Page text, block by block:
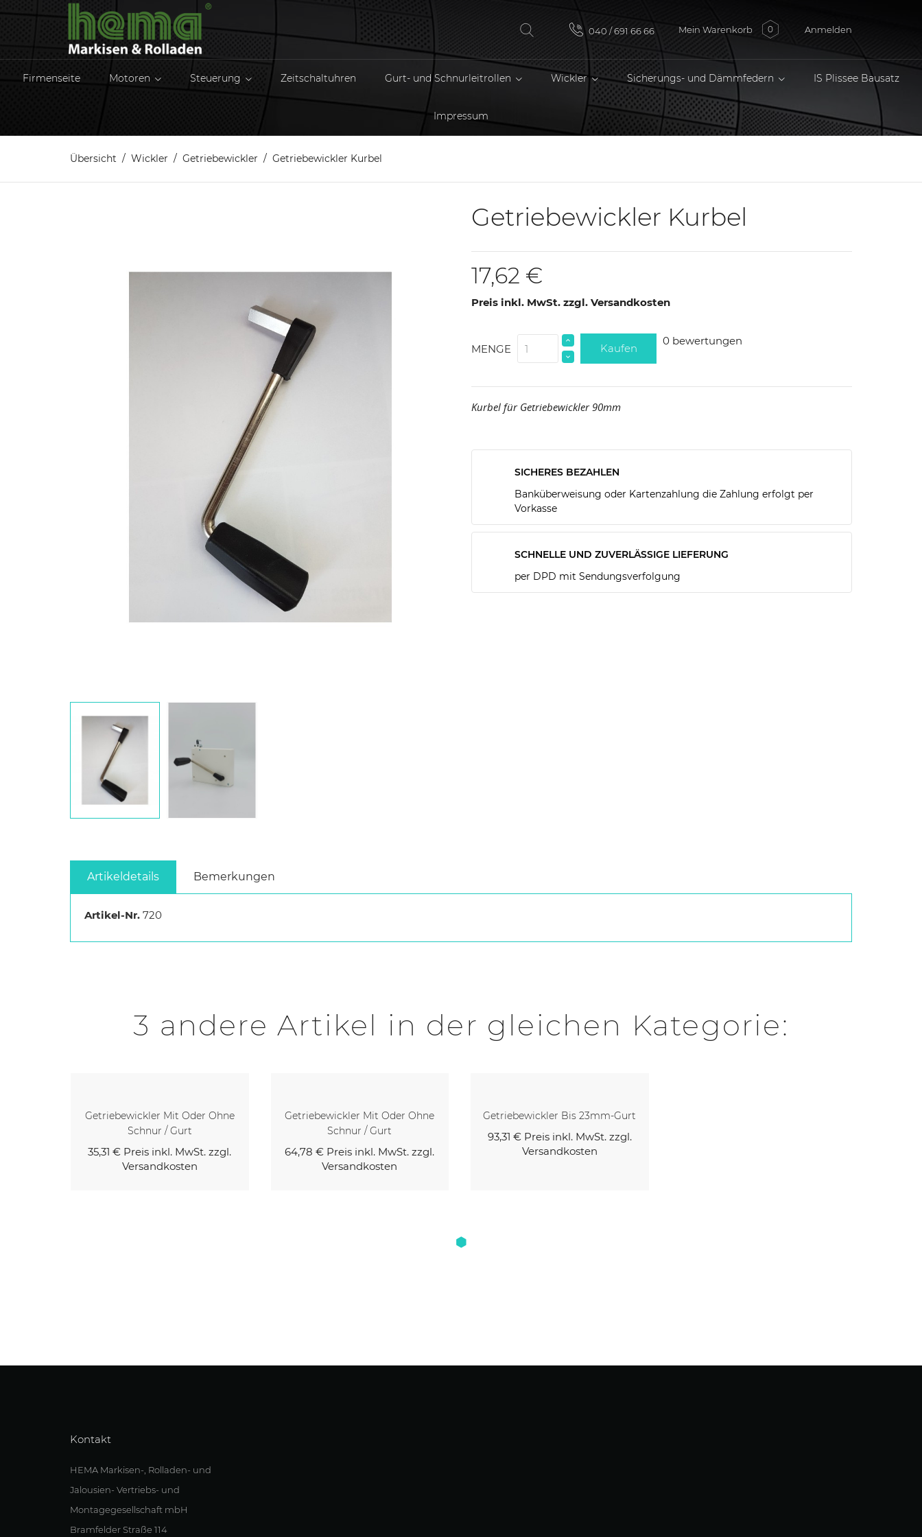
040 / 691 66 66 Mein Warenkorb 0 Anmelden
Firmenseite Motoren Steuerung Zeitschaltuhren Gurt- und Schnurleitrollen Wickler Sicherungs- und Dämmfedern IS Plissee Bausatz
Impressum
Übersicht Wickler Getriebewickler Getriebewickler Kurbel
Getriebewickler Kurbel
17,62 €
Preis inkl. MwSt. zzgl. Versandkosten
MENGE Kaufen
0 bewertungen
Kurbel für Getriebewickler 90mm
SICHERES BEZAHLEN
Banküberweisung oder Kartenzahlung die Zahlung erfolgt per
Vorkasse
SCHNELLE UND ZUVERLÄSSIGE LIEFERUNG
per DPD mit Sendungsverfolgung
Artikeldetails Bemerkungen
Artikel-Nr. 720
3 andere Artikel in der gleichen Kategorie:
Getriebewickler Mit Oder Ohne
Schnur / Gurt
35,31 € Preis inkl. MwSt. zzgl.
Versandkosten
Getriebewickler Mit Oder Ohne
Schnur / Gurt
64,78 € Preis inkl. MwSt. zzgl.
Versandkosten
Getriebewickler Bis 23mm-Gurt
93,31 €Preis inkl. MwSt. zzgl.
Versandkosten
Kontakt
HEMA Markisen-, Rolladen- und
Jalousien- Vertriebs- und
Montagegesellschaft mbH
Bramfelder Straße 114